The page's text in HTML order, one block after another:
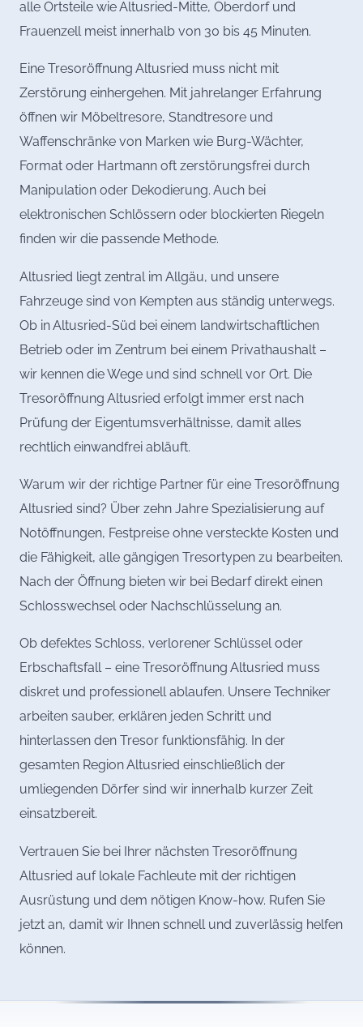
alle Ortsteile wie Altusried-Mitte, Oberdorf und
Frauenzell meist innerhalb von 30 bis 45 Minuten.
Eine Tresoröffnung Altusried muss nicht mit
Zerstörung einhergehen. Mit jahrelanger Erfahrung
öffnen wir Möbeltresore, Standtresore und
Waffenschränke von Marken wie Burg-Wächter,
Format oder Hartmann oft zerstörungsfrei durch
Manipulation oder Dekodierung. Auch bei
elektronischen Schlössern oder blockierten Riegeln
finden wir die passende Methode.
Altusried liegt zentral im Allgäu, und unsere
Fahrzeuge sind von Kempten aus ständig unterwegs.
Ob in Altusried-Süd bei einem landwirtschaftlichen
Betrieb oder im Zentrum bei einem Privathaushalt –
wir kennen die Wege und sind schnell vor Ort. Die
Tresoröffnung Altusried erfolgt immer erst nach
Prüfung der Eigentumsverhältnisse, damit alles
rechtlich einwandfrei abläuft.
Warum wir der richtige Partner für eine Tresoröffnung
Altusried sind? Über zehn Jahre Spezialisierung auf
Notöffnungen, Festpreise ohne versteckte Kosten und
die Fähigkeit, alle gängigen Tresortypen zu bearbeiten.
Nach der Öffnung bieten wir bei Bedarf direkt einen
Schlosswechsel oder Nachschlüsselung an.
Ob defektes Schloss, verlorener Schlüssel oder
Erbschaftsfall – eine Tresoröffnung Altusried muss
diskret und professionell ablaufen. Unsere Techniker
arbeiten sauber, erklären jeden Schritt und
hinterlassen den Tresor funktionsfähig. In der
gesamten Region Altusried einschließlich der
umliegenden Dörfer sind wir innerhalb kurzer Zeit
einsatzbereit.
Vertrauen Sie bei Ihrer nächsten Tresoröffnung
Altusried auf lokale Fachleute mit der richtigen
Ausrüstung und dem nötigen Know-how. Rufen Sie
jetzt an, damit wir Ihnen schnell und zuverlässig helfen
können.